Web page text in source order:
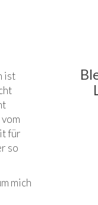
ist
für
so
mich